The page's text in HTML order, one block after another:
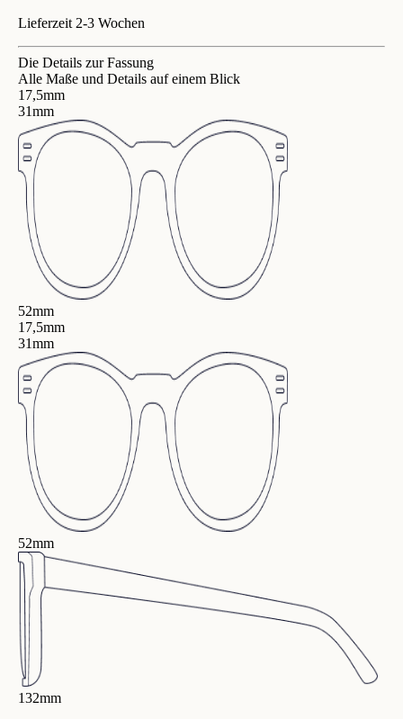
Lieferzeit 2-3 Wochen
Die Details zur Fassung
Alle Maße und Details auf einem Blick
17,5mm
31mm
52mm
17,5mm
31mm
52mm
132mm